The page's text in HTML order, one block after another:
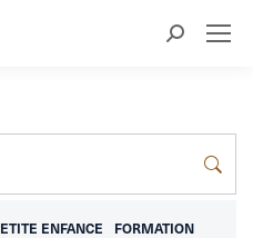
Recherche
ENFANCE
FORMATION